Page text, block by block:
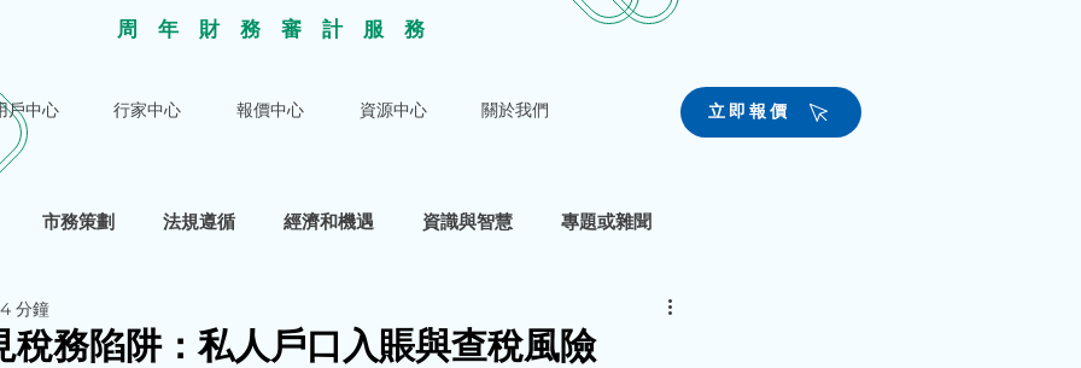
​周年財務審計服 務
戶中心 行家中心 報價中心 資源中心 關於我們 立即報價
市務策劃 法規遵循 經濟和機遇 資識與智慧 專題或雜聞
稅務陷阱：私人戶口入賬與查稅風險
分鐘